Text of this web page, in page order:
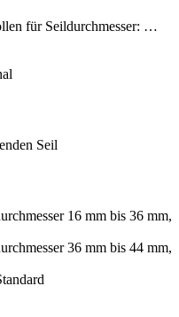
für Seildurchmesser: …
Seil
16 mm bis 36 mm,
36 mm bis 44 mm,